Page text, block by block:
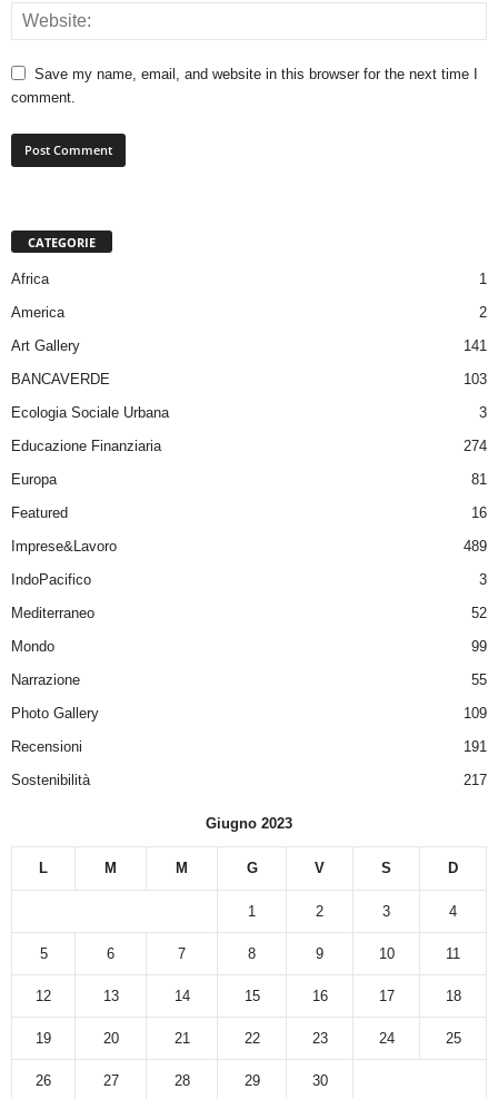
Save my name, email, and website in this browser for the next time I
comment.
CATEGORIE
Africa
1
America
2
Art Gallery
141
BANCAVERDE
103
Ecologia Sociale Urbana
3
Educazione Finanziaria
274
Europa
81
Featured
16
Imprese&Lavoro
489
IndoPacifico
3
Mediterraneo
52
Mondo
99
Narrazione
55
Photo Gallery
109
Recensioni
191
Sostenibilità
217
Giugno 2023
L M M G V S D
1 2 3 4
5 6 7 8 9 10 11
12 13 14 15 16 17 18
19 20 21 22 23 24 25
26 27 28 29
30